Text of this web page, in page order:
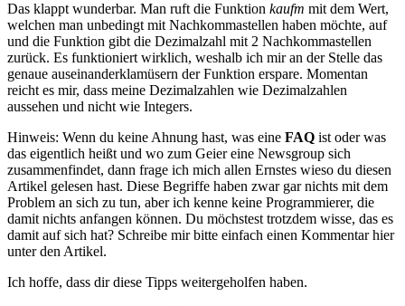
Das klappt wunderbar. Man ruft die Funktion kaufm mit dem Wert,
welchen man unbedingt mit Nachkommastellen haben möchte, auf
und die Funktion gibt die Dezimalzahl mit 2 Nachkommastellen
zurück. Es funktioniert wirklich, weshalb ich mir an der Stelle das
genaue auseinanderklamüsern der Funktion erspare. Momentan
reicht es mir, dass meine Dezimalzahlen wie Dezimalzahlen
aussehen und nicht wie Integers.
Hinweis: Wenn du keine Ahnung hast, was eine FAQ ist oder was
das eigentlich heißt und wo zum Geier eine Newsgroup sich
zusammenfindet, dann frage ich mich allen Ernstes wieso du diesen
Artikel gelesen hast. Diese Begriffe haben zwar gar nichts mit dem
Problem an sich zu tun, aber ich kenne keine Programmierer, die
damit nichts anfangen können. Du möchstest trotzdem wisse, das es
damit auf sich hat? Schreibe mir bitte einfach einen Kommentar hier
unter den Artikel.
Ich hoffe, dass dir diese Tipps weitergeholfen haben.